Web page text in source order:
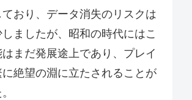
おり、データ消失のリスクは
ましたが、昭和の時代にはこ
はまだ発展途上であり、プレイ
絶望の淵に立たされることが